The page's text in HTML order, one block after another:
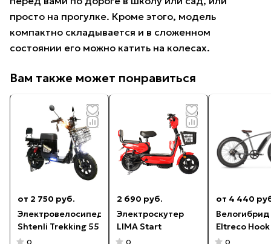
просто на прогулке. Кроме этого, модель
компактно складывается и в сложенном
состоянии его можно катить на колесах.
Вам также может понравиться
от 2 750 руб.
Электровелосипед
Shtenli Trekking 55
0
2 690 руб.
Электроскутер
LIMA Start
0
от 4 440
Велогибрид
Eltreco Hook
0